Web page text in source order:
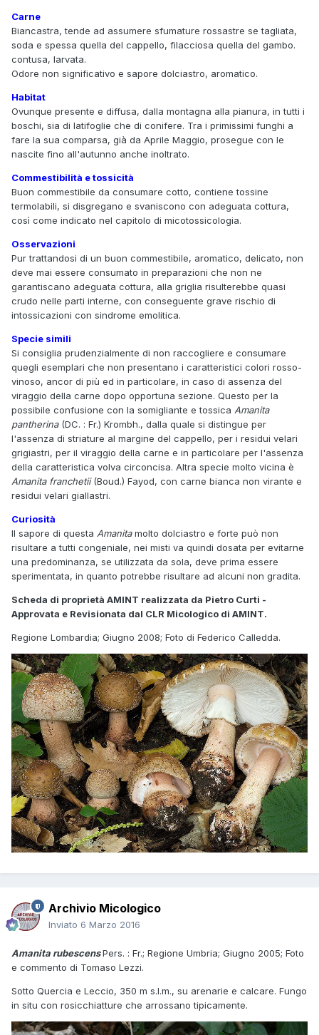
Carne
Biancastra, tende ad assumere sfumature rossastre se tagliata,
soda e spessa quella del cappello, filacciosa quella del gambo.
contusa, larvata.
Odore non significativo e sapore dolciastro, aromatico.
Habitat
Ovunque presente e diffusa, dalla montagna alla pianura, in tutti i
boschi, sia di latifoglie che di conifere. Tra i primissimi funghi a
fare la sua comparsa, già da Aprile Maggio, prosegue con le
nascite fino all'autunno anche inoltrato.
Commestibilità e tossicità
Buon commestibile da consumare cotto, contiene tossine
termolabili, si disgregano e svaniscono con adeguata cottura,
così come indicato nel capitolo di micotossicologia.
Osservazioni
Pur trattandosi di un buon commestibile, aromatico, delicato, non
deve mai essere consumato in preparazioni che non ne
garantiscano adeguata cottura, alla griglia risulterebbe quasi
crudo nelle parti interne, con conseguente grave rischio di
intossicazioni con sindrome emolitica.
Specie simili
Si consiglia prudenzialmente di non raccogliere e consumare
quegli esemplari che non presentano i caratteristici colori rosso-
vinoso, ancor di più ed in particolare, in caso di assenza del
viraggio della carne dopo opportuna sezione. Questo per la
possibile confusione con la somigliante e tossica Amanita
pantherina(DC. : Fr.) Krombh., dalla quale si distingue per
l'assenza di striature al margine del cappello, per i residui velari
grigiastri, per il viraggio della carne e in particolare per l'assenza
della caratteristica volva circoncisa. Altra specie molto vicina è
Amanita franchetii(Boud.) Fayod, con carne bianca non virante e
residui velari giallastri.
Curiosità
Il sapore di questa Amanitamolto dolciastro e forte può non
risultare a tutti congeniale, nei misti va quindi dosata per evitarne
una predominanza, se utilizzata da sola, deve prima essere
sperimentata, in quanto potrebbe risultare ad alcuni non gradita.
Scheda di proprietà AMINT realizzata da Pietro Curti -
Approvata e Revisionata dal CLR Micologico di AMINT.
Regione Lombardia; Giugno 2008; Foto di Federico Calledda.
Archivio Micologico
Inviato 6 Marzo 2016
Amanita rubescensPers. : Fr.; Regione Umbria; Giugno 2005; Foto
e commento di Tomaso Lezzi.
Sotto Quercia e Leccio, 350 m s.l.m., su arenarie e calcare. Fungo
in situ con rosicchiatture che arrossano tipicamente.